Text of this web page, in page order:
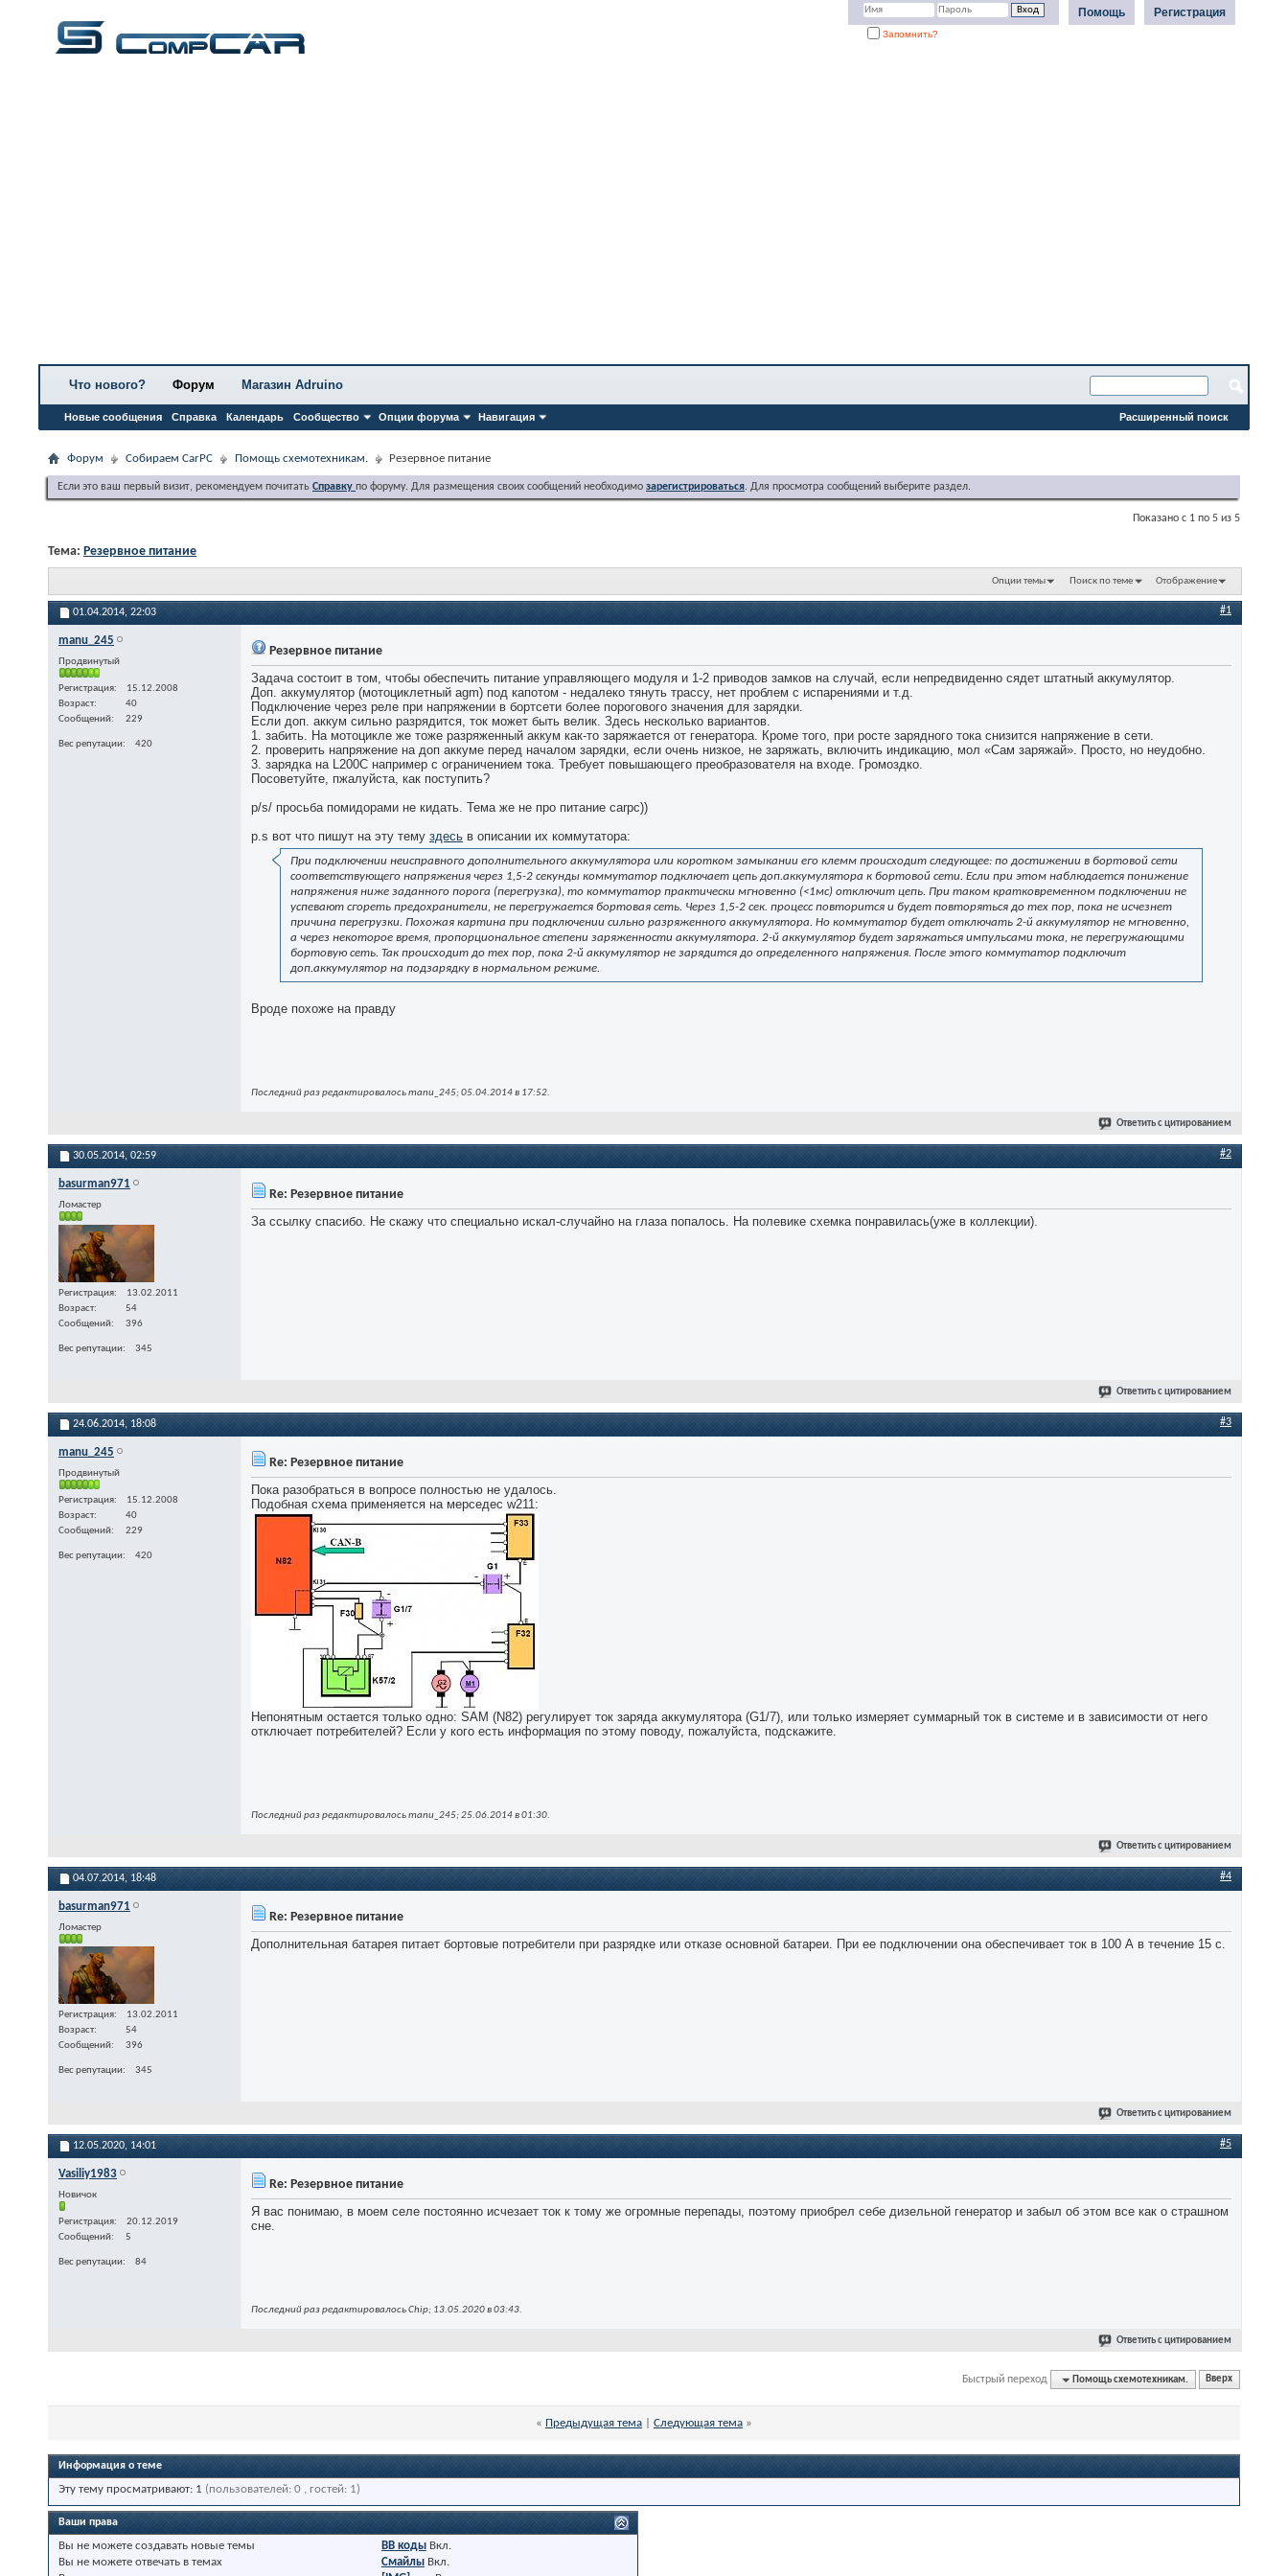
Регистрация
Помощь
Запомнить?
Что нового? Форум
Новые сообщения Справка Календарь Сообщество Опции форума Навигация
Магазин Adruino
Расширенный поиск
Форум Собираем CarPC Помощь схемотехникам. Резервное питание
Если это ваш первый визит, рекомендуем почитать Справку по форуму. Для размещения своих сообщений необходимо зарегистрироваться. Для просмотра сообщений выберите раздел.
Показано с 1 по 5 из 5
Тема: Резервное питание
Опции темы Поиск по теме Отображение
01.04.2014, 22:03 #1
manu_245
Продвинутый
Регистрация
15.12.2008
Возраст
40
Сообщений
229
Вес репутации 420
Резервное питание
Задача состоит в том, чтобы обеспечить питание управляющего модуля и 1-2 приводов замков на случай, если непредвиденно сядет штатный аккумулятор.
Доп. аккумулятор (мотоциклетный agm) под капотом - недалеко тянуть трассу, нет проблем с испарениями и т.д.
Подключение через реле при напряжении в бортсети более порогового значения для зарядки.
Если доп. аккум сильно разрядится, ток может быть велик. Здесь несколько вариантов.
1. забить. На мотоцикле же тоже разряженный аккум как-то заряжается от генератора. Кроме того, при росте зарядного тока снизится напряжение в сети.
2. проверить напряжение на доп аккуме перед началом зарядки, если очень низкое, не заряжать, включить индикацию, мол «Сам заряжай». Просто, но неудобно.
3. зарядка на L200C например с ограничением тока. Требует повышающего преобразователя на входе. Громоздко.
Посоветуйте, пжалуйста, как поступить?
p/s/ просьба помидорами не кидать. Тема же не про питание carpc))
p.s вот что пишут на эту тему здесь в описании их коммутатора:
При подключении неисправного дополнительного аккумулятора или коротком замыкании его клемм происходит следующее: по достижении в бортовой сети
соответствующего напряжения через 1,5-2 секунды коммутатор подключает цепь доп.аккумулятора к бортовой сети. Если при этом наблюдается понижение
напряжения ниже заданного порога (перегрузка), то коммутатор практически мгновенно (<1мс) отключит цепь. При таком кратковременном подключении не
успевают сгореть предохранители, не перегружается бортовая сеть. Через 1,5-2 сек. процесс повторится и будет повторяться до тех пор, пока не исчезнет
причина перегрузки. Похожая картина при подключении сильно разряженного аккумулятора. Но коммутатор будет отключать 2-й аккумулятор не мгновенно,
а через некоторое время, пропорциональное степени заряженности аккумулятора. 2-й аккумулятор будет заряжаться импульсами тока, не перегружающими
бортовую сеть. Так происходит до тех пор, пока 2-й аккумулятор не зарядится до определенного напряжения. После этого коммутатор подключит
доп.аккумулятор на подзарядку в нормальном режиме.
Вроде похоже на правду
Последний раз редактировалось manu_245; 05.04.2014 в 17:52.
Ответить с цитированием
30.05.2014, 02:59 #2
basurman971
Ломастер
Регистрация
13.02.2011
Возраст
54
Сообщений
396
Вес репутации 345
Re: Резервное питание
За ссылку спасибо. Не скажу что специально искал-случайно на глаза попалось. На полевике схемка понравилась(уже в коллекции).
Ответить с цитированием
24.06.2014, 18:08 #3
manu_245
Продвинутый
Регистрация
15.12.2008
Возраст
40
Сообщений
229
Вес репутации 420
Re: Резервное питание
Пока разобраться в вопросе полностью не удалось.
Подобная схема применяется на мерседес w211:
Непонятным остается только одно: SAM (N82) регулирует ток заряда аккумулятора (G1/7), или только измеряет суммарный ток в системе и в зависимости от него
отключает потребителей? Если у кого есть информация по этому поводу, пожалуйста, подскажите.
Последний раз редактировалось manu_245; 25.06.2014 в01:30.
Ответить с цитированием
04.07.2014, 18:48 #4
basurman971
Ломастер
Регистрация
13.02.2011
Возраст
54
Сообщений
396
Вес репутации 345
Re: Резервное питание
Дополнительная батарея питает бортовые потребители при разрядке или отказе основной батареи. При ее подключении она обеспечивает ток в 100 А в течение 15 с.
Ответить с цитированием
12.05.2020, 14:01 #5
Vasiliy1983
Новичок
Регистрация
20.12.2019
Сообщений
5
Вес репутации 84
Re: Резервное питание
Я вас понимаю, в моем селе постоянно исчезает ток к тому же огромные перепады, поэтому приобрел себе дизельной генератор и забыл об этом все как о страшном
сне.
Последний раз редактировалось Chip; 13.05.2020 в03:43.
Ответить с цитированием
Быстрый переход Помощь схемотехникам. Вверх
« Предыдущая тема Следующая тема »
Информация о теме
Эту тему просматривают: 1 (пользователей: 0 , гостей: 1)
Ваши права
Вы не можете создавать новые темы
Вы не можете отвечать в темах
BB коды Вкл.
Смайлы Вкл.